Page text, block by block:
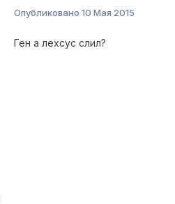
Опубликовано 10 Мая 2015
Ген а лехсус слил?